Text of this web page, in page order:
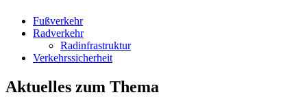
Fußverkehr
Radverkehr
Radinfrastruktur
Verkehrssicherheit
Aktuelles zum Thema